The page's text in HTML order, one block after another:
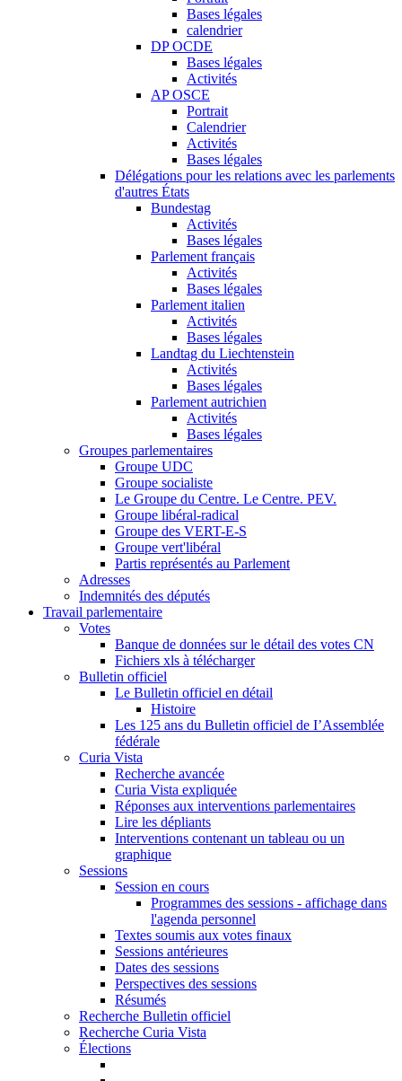
Bases légales
calendrier
DP OCDE
Bases légales
Activités
AP OSCE
Portrait
Calendrier
Activités
Bases légales
Délégations pour les relations avec les parlements
d'autres États
Bundestag
Activités
Bases légales
Parlement français
Activités
Bases légales
Parlement italien
Activités
Bases légales
Landtag du Liechtenstein
Activités
Bases légales
Parlement autrichien
Activités
Bases légales
Groupes parlementaires
Groupe UDC
Groupe socialiste
Le Groupe du Centre. Le Centre. PEV.
Groupe libéral-radical
Groupe des VERT-E-S
Groupe vert'libéral
Partis représentés au Parlement
Adresses
Indemnités des députés
Travail parlementaire
Votes
Banque de données sur le détail des votes CN
Fichiers xls à télécharger
Bulletin officiel
Le Bulletin officiel en détail
Histoire
Les 125 ans du Bulletin officiel de I’Assemblée
fédérale
Curia Vista
Recherche avancée
Curia Vista expliquée
Réponses aux interventions parlementaires
Lire les dépliants
Interventions contenant un tableau ou un
graphique
Sessions
Session en cours
Programmes des sessions - affichage dans
l'agenda personnel
Textes soumis aux votes finaux
Sessions antérieures
Dates des sessions
Perspectives des sessions
Résumés
Recherche Bulletin officiel
Recherche Curia Vista
Élections